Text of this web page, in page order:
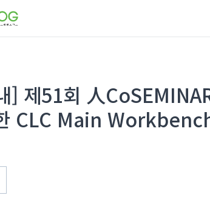
] 제51회 人
CLC Main